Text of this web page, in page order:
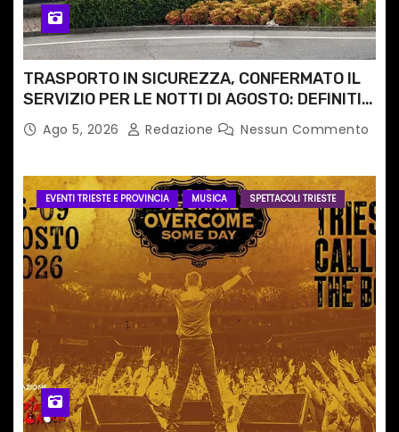
TRASPORTO IN SICUREZZA, CONFERMATO IL
SERVIZIO PER LE NOTTI DI AGOSTO: DEFINITI
PERCORSI, FERMATE E ORARIO
Ago 5, 2026 Redazione Nessun Commento
EVENTI TRIESTE E PROVINCIA MUSICA SPETTACOLI TRIESTE